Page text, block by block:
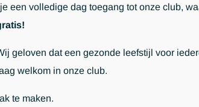
een volledige dag toegang tot onze club,
geloven dat een gezonde leefstijl voor
welkom in onze club.
te maken.